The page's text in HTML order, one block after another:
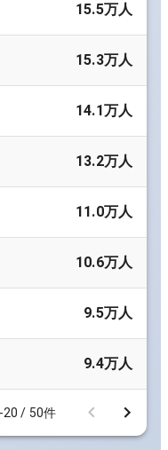
15.5万人
15.3万人
14.1万人
13.2万人
11.0万人
10.6万人
9.5万人
9.4万人
20 / 50件